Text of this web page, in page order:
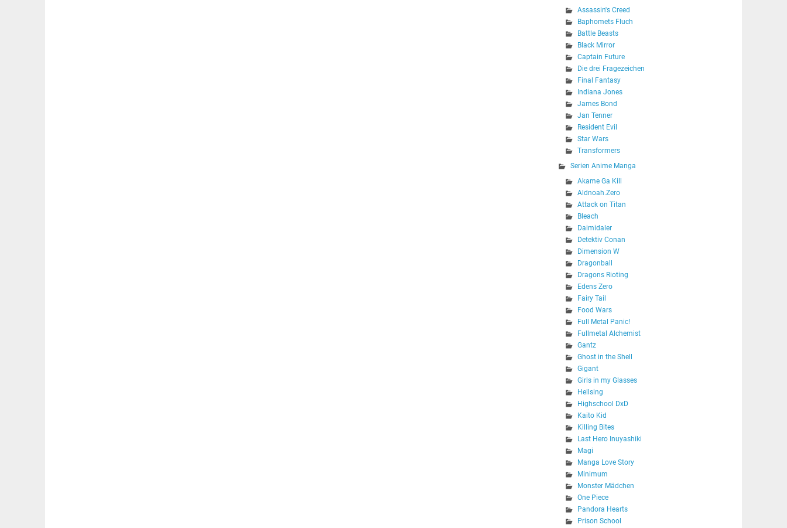
Assassin's Creed
Baphomets Fluch
Battle Beasts
Black Mirror
Captain Future
Die drei Fragezeichen
Final Fantasy
Indiana Jones
James Bond
Jan Tenner
Resident Evil
Star Wars
Transformers
Serien Anime Manga
Akame Ga Kill
Aldnoah.Zero
Attack on Titan
Bleach
Daimidaler
Detektiv Conan
Dimension W
Dragonball
Dragons Rioting
Edens Zero
Fairy Tail
Food Wars
Full Metal Panic!
Fullmetal Alchemist
Gantz
Ghost in the Shell
Gigant
Girls in my Glasses
Hellsing
Highschool DxD
Kaito Kid
Killing Bites
Last Hero Inuyashiki
Magi
Manga Love Story
Minimum
Monster Mädchen
One Piece
Pandora Hearts
Prison School